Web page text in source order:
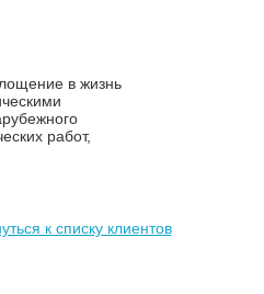
в жизнь
работ,
к списку клиентов